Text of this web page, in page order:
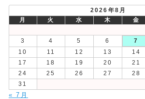
2026年8月
月
火 水 木 金
3
4 5 6 7
10
11 12 13 14
17
18 19 20 21
24
25 26 27 28
31
« 7月